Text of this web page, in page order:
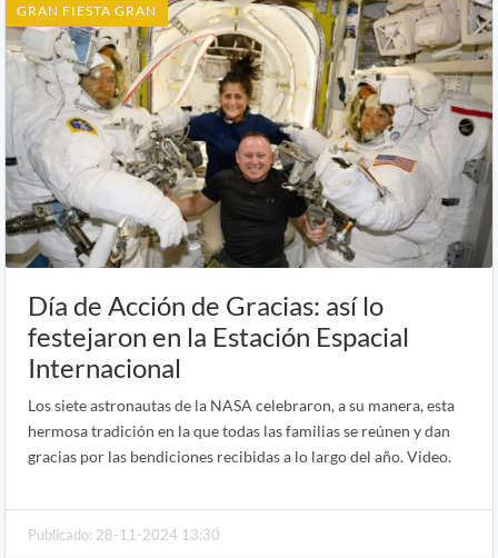
GRAN FIESTA GRAN
Día de Acción de Gracias: así lo
festejaron en la Estación Espacial
Internacional
Los siete astronautas de la NASA celebraron, a su manera, esta
hermosa tradición en la que todas las familias se reúnen y dan
gracias por las bendiciones recibidas a lo largo del año. Video.
Publicado: 28-11-2024 13:30